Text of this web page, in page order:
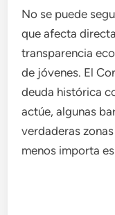
No se puede
que afecta
transparencia
de jóvenes. El
deuda histórica
actúe, algunas
verdaderas
menos importa